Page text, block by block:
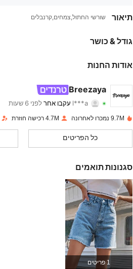
תיאור שורשי החתול,צמחים,קרנבלים
גודל & כושר
אודות החנות
Breezaya
עקבו אחרלפני 6 שעות
e***5גולשת
4.86
11K
4.86
4.86
11K
4.86
11K
4.86
9.7M נמכרו לאחרונה 4.7M רכישה חוזרת
כל הפריטים
סגנונות תואמים
1 פריטים